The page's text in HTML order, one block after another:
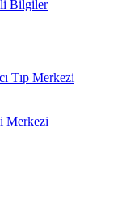
Bilgiler
Tıp Merkezi
Merkezi